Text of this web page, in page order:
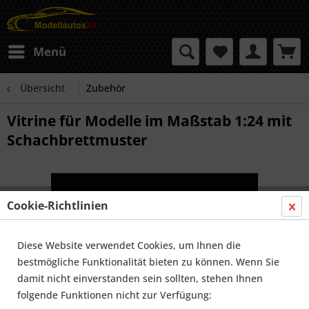
Menü
Übersicht Zubehör
Vitrine für Modelle im Maßstab 1:24 mit
Schachbrettmuster
Cookie-Richtlinien
Diese Website verwendet Cookies, um Ihnen die
bestmögliche Funktionalität bieten zu können. Wenn Sie
damit nicht einverstanden sein sollten, stehen Ihnen
folgende Funktionen nicht zur Verfügung: